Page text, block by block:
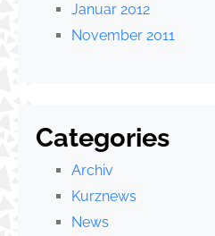
Januar 2012
November 2011
Categories
Archiv
Kurznews
News